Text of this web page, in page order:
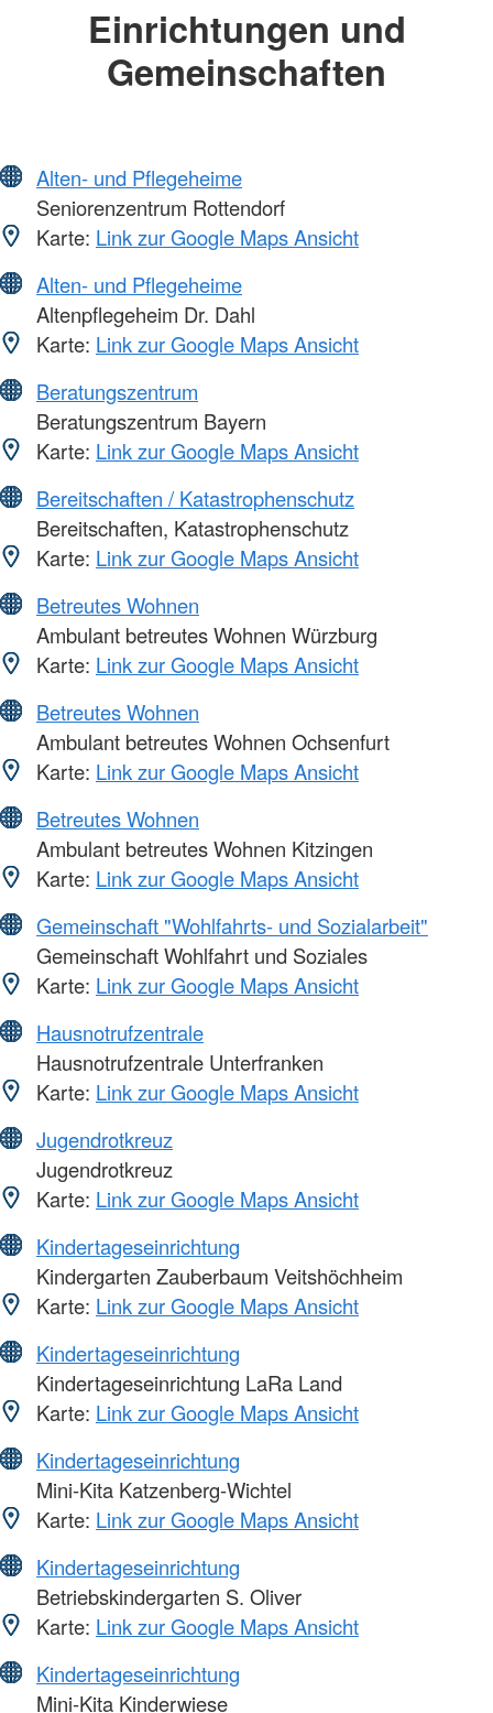
Einrichtungen und
Gemeinschaften
Alten- und Pflegeheime
Seniorenzentrum Rottendorf
Karte: Link zur Google Maps Ansicht
Alten- und Pflegeheime
Altenpflegeheim Dr. Dahl
Karte: Link zur Google Maps Ansicht
Beratungszentrum
Beratungszentrum Bayern
Karte: Link zur Google Maps Ansicht
Bereitschaften / Katastrophenschutz
Bereitschaften, Katastrophenschutz
Karte: Link zur Google Maps Ansicht
Betreutes Wohnen
Ambulant betreutes Wohnen Würzburg
Karte: Link zur Google Maps Ansicht
Betreutes Wohnen
Ambulant betreutes Wohnen Ochsenfurt
Karte: Link zur Google Maps Ansicht
Betreutes Wohnen
Ambulant betreutes Wohnen Kitzingen
Karte: Link zur Google Maps Ansicht
Gemeinschaft "Wohlfahrts- und Sozialarbeit"
Gemeinschaft Wohlfahrt und Soziales
Karte: Link zur Google Maps Ansicht
Hausnotrufzentrale
Hausnotrufzentrale Unterfranken
Karte: Link zur Google Maps Ansicht
Jugendrotkreuz
Jugendrotkreuz
Karte: Link zur Google Maps Ansicht
Kindertageseinrichtung
Kindergarten Zauberbaum Veitshöchheim
Karte: Link zur Google Maps Ansicht
Kindertageseinrichtung
Kindertageseinrichtung LaRa Land
Karte: Link zur Google Maps Ansicht
Kindertageseinrichtung
Mini-Kita Katzenberg-Wichtel
Karte: Link zur Google Maps Ansicht
Kindertageseinrichtung
Betriebskindergarten S. Oliver
Karte: Link zur Google Maps Ansicht
Kindertageseinrichtung
Mini-Kita Kinderwiese